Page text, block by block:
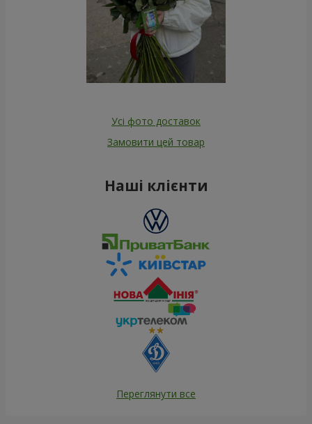
Усі фото доставок
Замовити цей товар
Наші клієнти
Переглянути все